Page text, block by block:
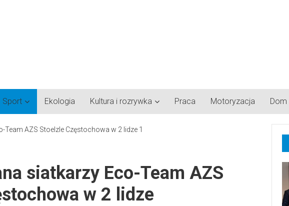
Sport Ekologia Kultura i rozrywka Praca Motoryzacja Dom
siatkarzy Eco-Team AZS
w 2 lidze